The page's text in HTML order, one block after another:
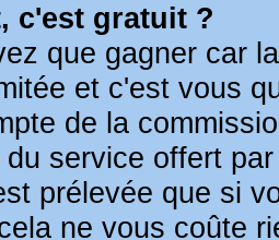
c'est gratuit ?
que gagner car
et c'est vous
de la
service offert
prélevée que si
ne vous coûte